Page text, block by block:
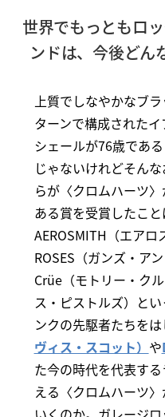
世界でもっともロ
ンドは、今後どん
上質でしなやかなブ
ターンで構成された
シェールが76歳であ
じゃないけれどそん
らが〈クロムハーツ
ある賞を受賞したこと
AEROSMITH（エアロ
ROSES（ガンズ・ア
Crüe（モトリー・ク
ス・ピストルズ）と
ンクの先駆者たちをは
ヴィス・スコット） や
た今の時代を代表す
える〈クロムハーツ